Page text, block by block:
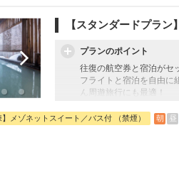
和食膳又はハーフビュッ
＜朝食内容＞
和洋バイキング 又は 和
【幼児施設利用料につい
0歳から2歳:無料
【スタンダードプラ
プランのポイント
往復の航空券と宿泊がセ
フライトと宿泊を自由に
ん周遊旅行にも最適！
フライトは、安心のJAL
オプションでレンタカ
名湯リゾート ルーセン
です。目の前には蔵王
】メゾネットスイート／バス付 （禁煙） 朝 昼